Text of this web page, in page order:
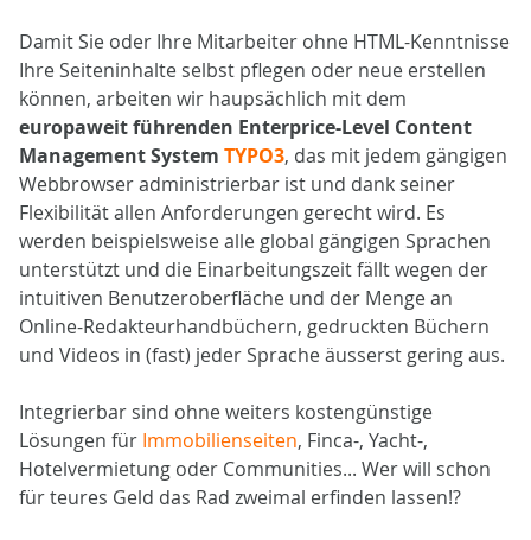
Damit Sie oder Ihre Mitarbeiter ohne HTML-Kenntnisse
Ihre Seiteninhalte selbst pflegen oder neue erstellen
können, arbeiten wir haupsächlich mit dem
europaweit führenden Enterprice-Level Content
Management System TYPO3, das mit jedem gängigen
Webbrowser administrierbar ist und dank seiner
Flexibilität allen Anforderungen gerecht wird. Es
werden beispielsweise alle global gängigen Sprachen
unterstützt und die Einarbeitungszeit fällt wegen der
intuitiven Benutzeroberfläche und der Menge an
Online-Redakteurhandbüchern, gedruckten Büchern
und Videos in (fast) jeder Sprache äusserst gering aus.
Integrierbar sind ohne weiters kostengünstige
Lösungen für Immobilienseiten, Finca-, Yacht-,
Hotelvermietung oder Communities... Wer will schon
für teures Geld das Rad zweimal erfinden lassen!?